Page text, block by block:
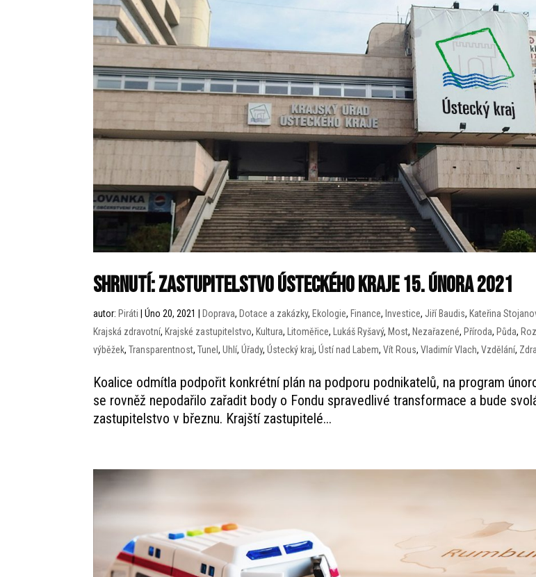
SHRNUTÍ: Zastupitelstvo Ústeckého kraje 15. února 2021
autor:Piráti |Úno 20, 2021 |Doprava,Dotace a zakázky,Ekologie,Finance,Investice, Jiří Baudis,Kateřina
Krajská zdravotní,Krajské zastupitelstvo,Kultura,Litoměřice,Lukáš Ryšavý,Most,Nezařazené,Příroda,Půda,
výběžek,Transparentnost,Tunel,Uhlí,Úřady,Ústecký kraj,Ústí nad Labem,Vít Rous,Vladimír Vlach,Vzdělání,
Koalice odmítla podpořit konkrétní plán na podporu podnikatelů, na program
se rovněž nepodařilo zařadit body o Fondu spravedlivé transformace a bude
zastupitelstvo v březnu. Krajští zastupitelé...